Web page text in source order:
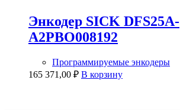
Энкодер SICK DFS25A-
A2PBO008192
Программируемые энкодеры
165 371,00 ₽ В корзину